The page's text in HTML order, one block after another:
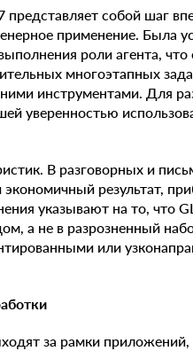
собой шаг
применение. Была
роли агента,
многоэтапных
инструментами. Для
уверенностью
В разговорных и
экономичный результат,
указывают на то, что
а не в разрозненный
или
за рамки